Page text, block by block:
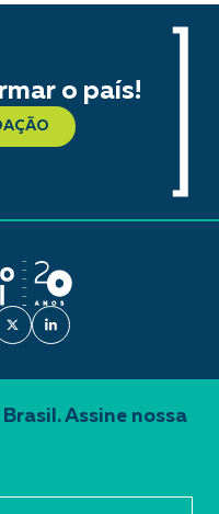
o país!
Assine nossa